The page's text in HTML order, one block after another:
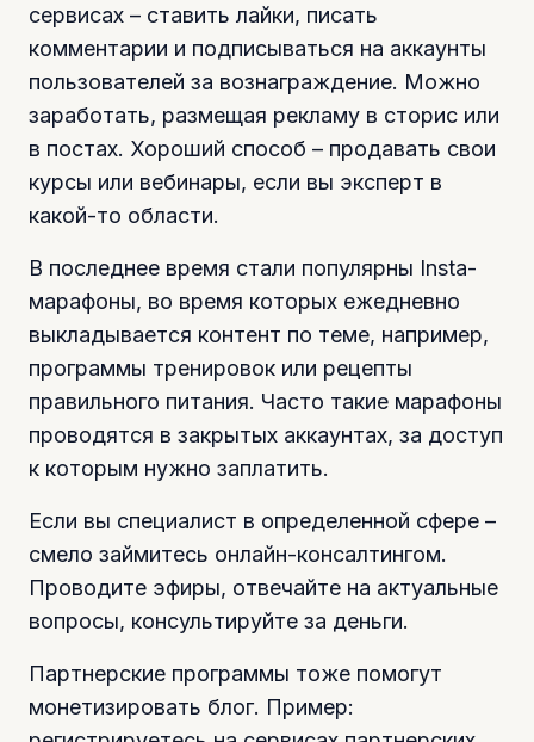
сервисах – ставить лайки, писать
комментарии и подписываться на аккаунты
пользователей за вознаграждение. Можно
заработать, размещая рекламу в сторис или
в постах. Хороший способ – продавать свои
курсы или вебинары, если вы эксперт в
какой-то области.
В последнее время стали популярны Insta-
марафоны, во время которых ежедневно
выкладывается контент по теме, например,
программы тренировок или рецепты
правильного питания. Часто такие марафоны
проводятся в закрытых аккаунтах, за доступ
к которым нужно заплатить.
Если вы специалист в определенной сфере –
смело займитесь онлайн-консалтингом.
Проводите эфиры, отвечайте на актуальные
вопросы, консультируйте за деньги.
Партнерские программы тоже помогут
монетизировать блог. Пример: